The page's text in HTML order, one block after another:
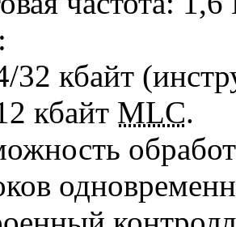
32 кбайт
кбайт MLC.